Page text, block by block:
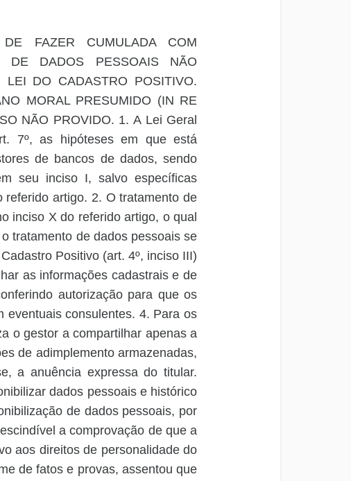
FAZER CUMULADA COM
DE DADOS PESSOAIS NÃO
DO CADASTRO POSITIVO.
MORAL PRESUMIDO (IN RE
NÃO PROVIDO. 1.A Lei Geral
7º, as hipóteses em que está
de bancos de dados, sendo
seu inciso I, salvo específicas
referido artigo. 2. O tratamento de
inciso X do referido artigo, o qual
tratamento de dados pessoais se
Positivo (art. 4º, inciso III)
as informações cadastrais e de
autorização para que os
eventuais consulentes. 4. Para os
o gestor a compartilhar apenas a
de adimplemento armazenadas,
a anuência expressa do titular.
dados pessoais e histórico
de dados pessoais, por
a comprovação de que a
aos direitos de personalidade do
de fatos e provas, assentou que